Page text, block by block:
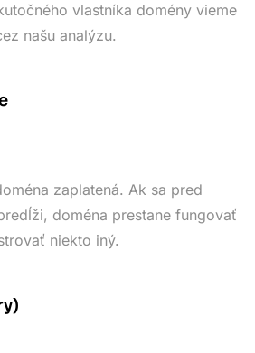
vlastníka domény vieme
našu analýzu.
zaplatená. Ak sa pred
doména prestane fungovať
niekto iný.